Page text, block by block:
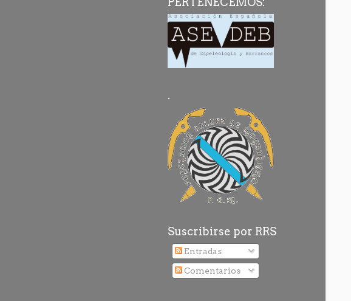
.
Suscribirse por RRS
Entradas
Comentarios